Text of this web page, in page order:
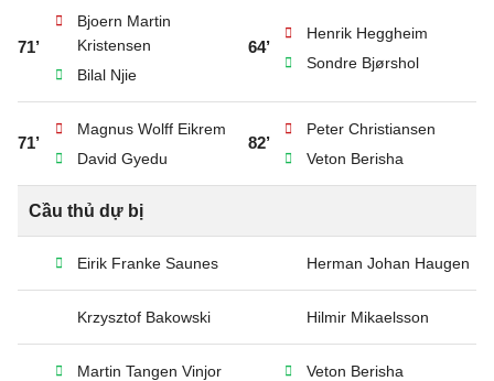
71’
Bjoern Martin
Kristensen
Bilal Njie
64’
Henrik Heggheim
Sondre Bjørshol
71’
Magnus Wolff Eikrem
David Gyedu
82’
Peter Christiansen
Veton Berisha
Cầu thủ dự bị
Eirik Franke Saunes Herman Johan Haugen
Krzysztof Bakowski Hilmir Mikaelsson
Martin Tangen Vinjor Veton Berisha